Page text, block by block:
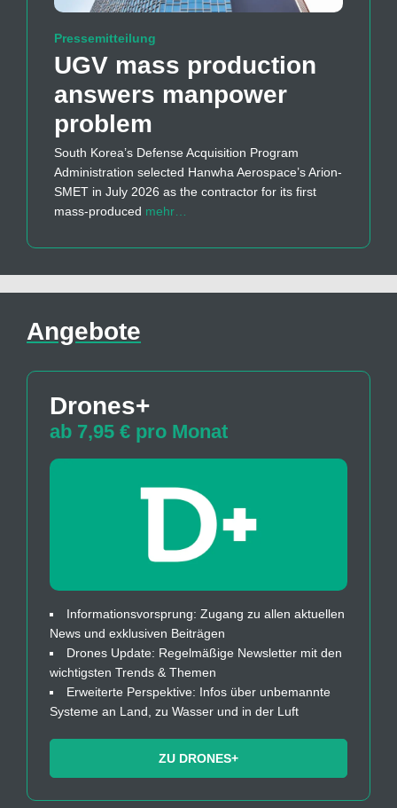
Pressemitteilung
UGV mass production
answers manpower
problem
South Korea’s Defense Acquisition Program
Administration selected Hanwha Aerospace’s Arion-
SMET in July 2026 as the contractor for its first
mass-produced mehr…
Angebote
Drones+
ab 7,95 € pro Monat
Informationsvorsprung: Zugang zu allen aktuellen
News und exklusiven Beiträgen
Drones Update: Regelmäßige Newsletter mit den
wichtigsten Trends & Themen
Erweiterte Perspektive: Infos über unbemannte
Systeme an Land, zu Wasser und in der Luft
ZU DRONES+